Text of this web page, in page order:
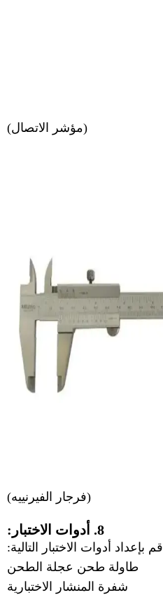
(مؤشر الاتصال)
(فرجار الفيرنييه)
8. أدوات الاختبار:
قم بإعداد أدوات الاختبار التالية:
طاولة طحن عجلة الطحن
شفرة المنشار الاختبارية